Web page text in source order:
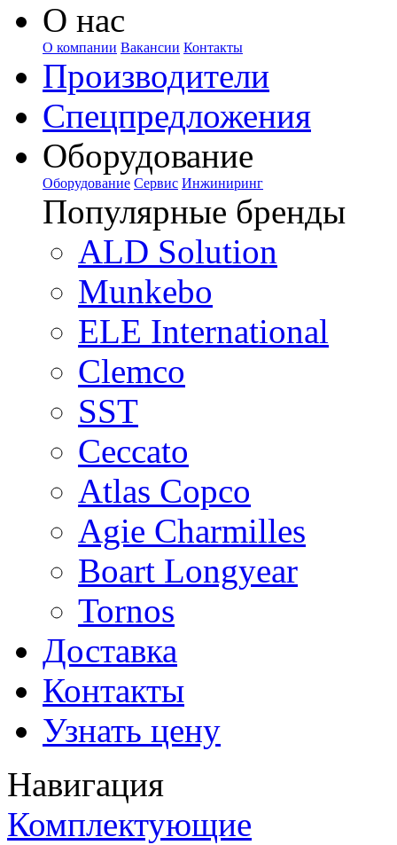
О нас
О компании Вакансии Контакты
Производители
Спецпредложения
Оборудование
Оборудование Сервис Инжиниринг
Популярные бренды
ALD Solution
Munkebo
ELE International
Clemco
SST
Ceccato
Atlas Copco
Agie Charmilles
Boart Longyear
Tornos
Доставка
Контакты
Узнать цену
Навигация
Комплектующие